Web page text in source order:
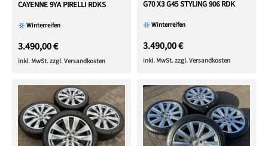
CAYENNE 9YA PIRELLI RDKS
Winterreifen
3.490,00 €
inkl. MwSt. zzgl. Versandkosten
G70 X3 G45 STYLING 906 RDK
Winterreifen
3.490,00 €
inkl. MwSt. zzgl. Versandkosten